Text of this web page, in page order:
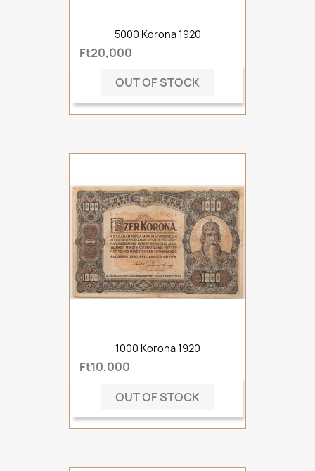
5000 Korona 1920
Ft20,000
OUT OF STOCK
1000 Korona 1920
Ft10,000
OUT OF STOCK